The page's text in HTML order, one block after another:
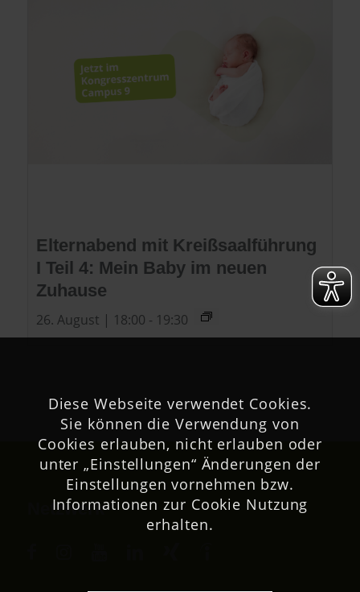
Elternabend mit Kreißsaalführung
I Teil 4: Mein Baby im neuen
Zuhause
26. August | 18:00 - 19:30
Netzwerk
Diese Webseite verwendet Cookies.
Sie können die Verwendung von
Cookies erlauben, nicht erlauben oder
unter „Einstellungen“ Änderungen der
Einstellungen vornehmen bzw.
Informationen zur Cookie Nutzung
erhalten.